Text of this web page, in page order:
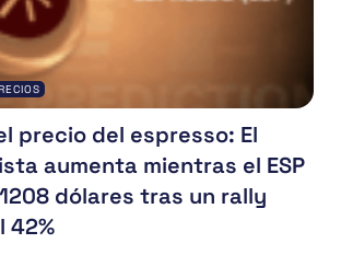
precio del espresso: El
aumenta mientras el ESP
dólares tras un rally
42%